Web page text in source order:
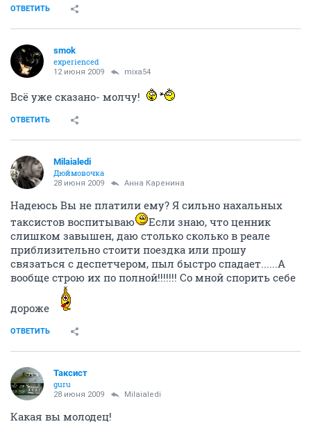
ОТВЕТИТЬ
smok
experienced
12 июня 2009 mixa54
Всё уже сказано- молчу!
ОТВЕТИТЬ
Milaialedi
Дюймовочка
28 июня 2009 Анна Каренина
Надеюсь Вы не платили ему? Я сильно нахальных
таксистов воспитываю
Если знаю, что ценник
слишком завышен, даю столько сколько в реале
приблизительно стоити поездка или прошу
связаться с деспетчером, пыл быстро спадает......А
вообще строю их по полной!!!!!!! Со мной спорить себе
дороже
ОТВЕТИТЬ
Таксист
guru
28 июня 2009 Milaialedi
Какая вы молодец!